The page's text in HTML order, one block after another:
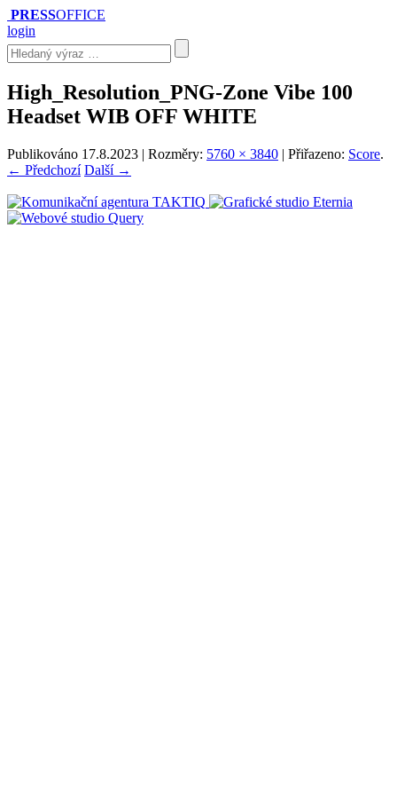
PRESSOFFICE
login
High_Resolution_PNG-Zone Vibe 100
Headset WIB OFF WHITE
Publikováno 17.8.2023 | Rozměry: 5760 × 3840 | Přiřazeno: Score.
← Předchozí Další →